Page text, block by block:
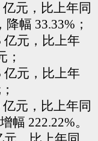
元，比上年同
幅 33.33%；
亿元，比上年
；
亿元，比上年
元，比上年同
幅 222.22%。